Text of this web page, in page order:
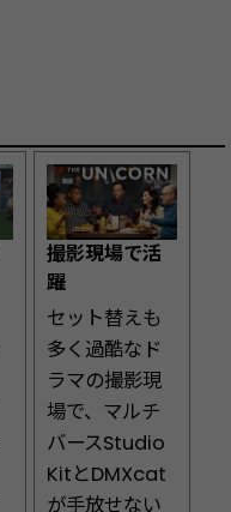
撮影現場で活
躍
セット替えも
多く過酷なド
ラマの撮影現
場で、マルチ
バースStudio
KitとDMXcat
が手放せない